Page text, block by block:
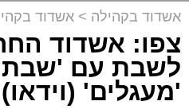
אשדוד בקהילה > אשדוד
צפו: אשדוד
לשבת עם 'שבת
'מעגלים' (וידאו)